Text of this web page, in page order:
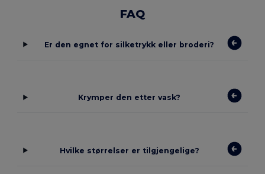
FAQ
Er den egnet for silketrykk eller broderi?
Krymper den etter vask?
Hvilke størrelser er tilgjengelige?